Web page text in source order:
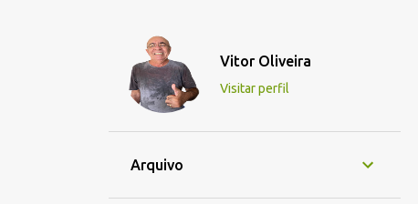
Vitor Oliveira
Visitar perfil
Arquivo